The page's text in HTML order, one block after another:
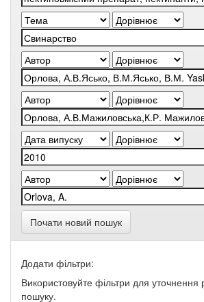
Почати новий пошук
Додати фільтри:
Використовуйте фільтри для уточнення
пошуку.